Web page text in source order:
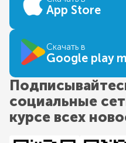
App Store
Скачать в
Google play
социальные
курсе всех